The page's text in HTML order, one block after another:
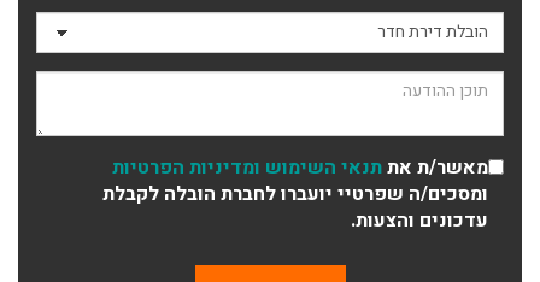
סוג ההובלה
תוכן ההודעה
מאשר/ת אתתנאי השימוש ומדיניות הפרטיות
ומסכים/ה שפרטיי יועברו לחברת הובלה לקבלת
עדכונים והצעות.